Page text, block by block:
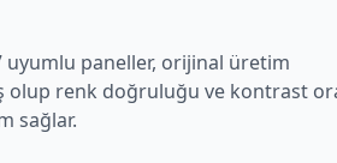
uyumlu paneller, orijinal üretim
renk doğruluğu ve kontrast
sağlar.